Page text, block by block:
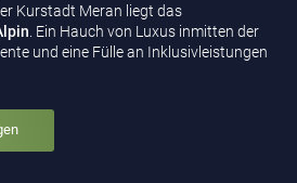
Kurstadt Meran liegt das
. Ein Hauch von Luxus inmitten der
und eine Fülle an Inklusivleistungen